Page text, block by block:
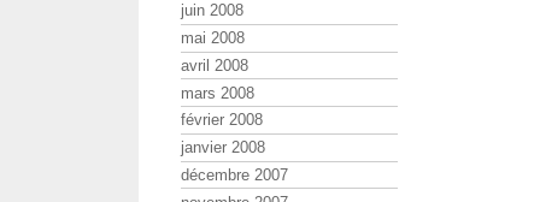
juin 2008
mai 2008
avril 2008
mars 2008
février 2008
janvier 2008
décembre 2007